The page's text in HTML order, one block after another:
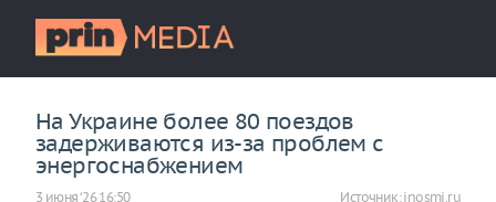
На Украине более 80 поездов
задерживаются из-за проблем с
энергоснабжением
3 июня ‘26 16:50 Источник:inosmi.ru